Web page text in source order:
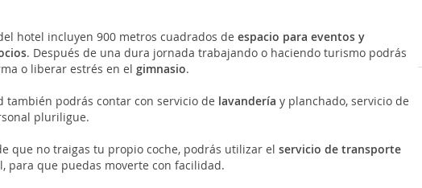
hotel incluyen 900 metros cuadrados deespacio para eventos y
. Después de una dura jornada trabajando o haciendo turismo podrás
o liberar estrés en elgimnasio.
también podrás contar con servicio de lavandería y planchado, servicio de
pluriligue.
que no traigas tu propio coche, podrás utilizar el servicio de transporte
para que puedas moverte con facilidad.